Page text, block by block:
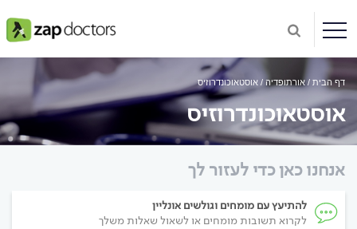
דף הבית אורתופדיה אוסטאוכונדרוזיס
אוסטאוכונדרוזיס
אנחנו כאן כדי לעזור לך
להתיעץ עם מומחים וגולשים אונליין
לקרוא תשובות מומחים או לשאול שאלות משלך